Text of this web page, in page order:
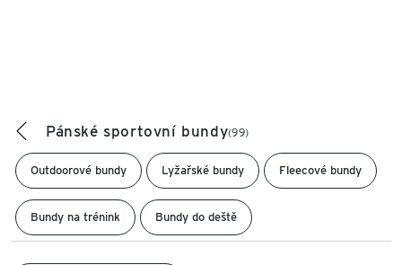
Pánské sportovní bundy(99)
Outdoorové bundy Lyžařské bundy Fleecové bundy
Bundy na trénink Bundy do deště